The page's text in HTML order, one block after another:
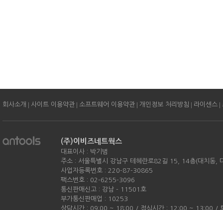
회사소개 | 사이트 이용약관 | 소프트웨어 이용약관 | 개인정보 처리방침 | 라이센스 |
(주)이비즈네트웍스
대표이사 : 박기범
주소 : 서울특별시 강남구 테헤란로82길 15, 14층(대치동,
사업자등록번호 : 220-87-30865
팩스번호 : 02-6255-3096
통신판매신고 : 강남 - 11501호
부가통신판매업 : 10253
상담시간 : 09:00 ~ 18:00 / 점심시간 : 12:00 ~ 13:00 /